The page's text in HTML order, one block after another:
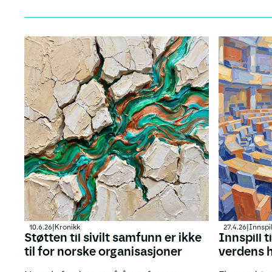
10.6.26 Kronikk
Støtten til sivilt samfunn er ikke
til for norske organisasjoner
27.4.26
Innspill
verdens